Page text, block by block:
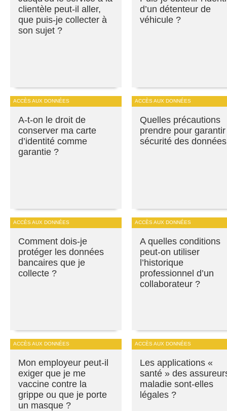
clientèle peut-il aller,
que puis-je collecter à
son sujet ?
d’un détenteur de
véhicule ?
ACCÈS AUX DONNÉES
A-t-on le droit de
conserver ma carte
d’identité comme
garantie ?
ACCÈS AUX DONNÉES
Quelles précautions
prendre pour
sécurité des
ACCÈS AUX DONNÉES
Comment dois-je
protéger les données
bancaires que je
collecte ?
ACCÈS AUX DONNÉES
A quelles conditions
peut-on utiliser
l’historique
professionnel d’un
collaborateur ?
ACCÈS AUX DONNÉES
Mon employeur peut-il
exiger que je me
vaccine contre la
grippe ou que je porte
un masque ?
ACCÈS AUX DONNÉES
Les applications «
santé » des
maladie sont-elles
légales ?